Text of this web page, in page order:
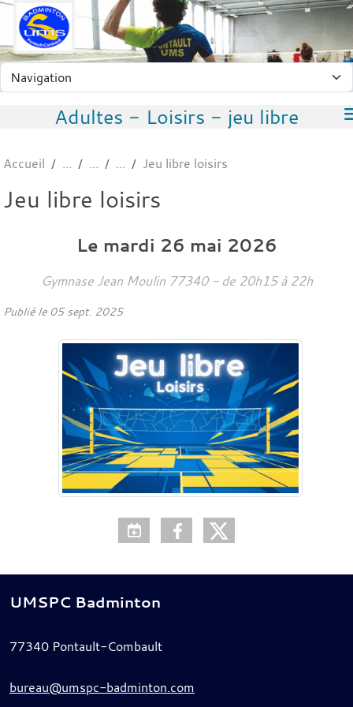
Adultes - Loisirs - jeu libre
Accueil Jeu libre loisirs
Jeu libre loisirs
Le mardi 26 mai 2026
Gymnase Jean Moulin 77340 - de 20h15 à 22h
Publié le 05 sept. 2025
UMSPC Badminton
77340 Pontault-Combault
bureau@umspc-badminton.com
Panneau de gestion des cookies